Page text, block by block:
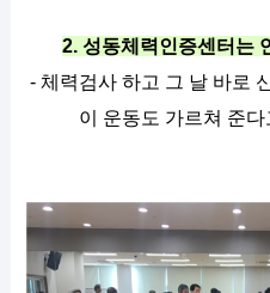
2. 성동체력인증센터는
- 체력검사 하고 그 날 바로
이 운동도 가르쳐 준